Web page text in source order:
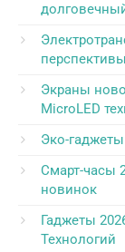
Экраны
MicroLED
Эко-
Смарт-часы
новинок
Гаджеты
Технологий